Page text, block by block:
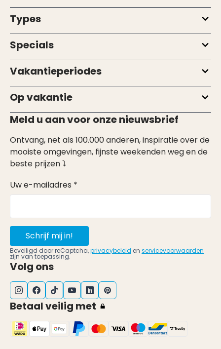
Types
Specials
Vakantieperiodes
Op vakantie
Meld u aan voor onze nieuwsbrief
Ontvang, net als 100.000 anderen, inspiratie over de
mooiste omgevingen, fijnste weekenden weg en de
beste prijzen ⤵
Uw e-mailadres *
Schrijf mij in!
Beveiligd door reCaptcha,privacybeleid en servicevoorwaarden
zijn van toepassing.
Volg ons
Betaal veilig met